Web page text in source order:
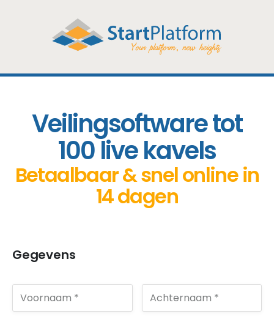
Veilingsoftware tot
100 live kavels
Betaalbaar & snel online in
14 dagen
Gegevens